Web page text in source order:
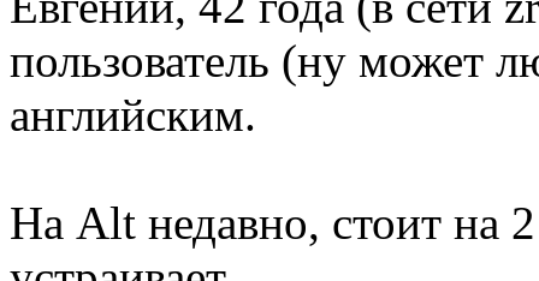
пользователь (ну может
английским.
На Alt недавно, стоит на